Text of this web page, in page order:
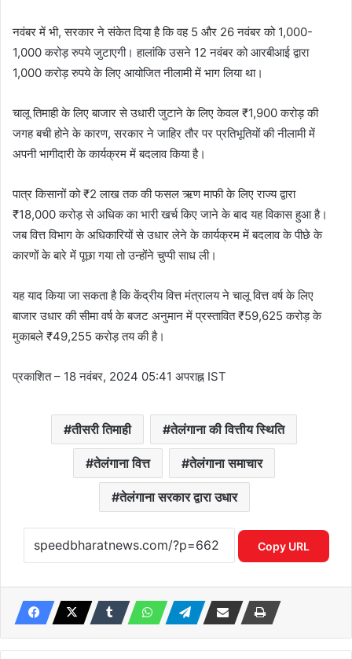
नवंबर में भी, सरकार ने संकेत दिया है कि वह 5 और 26 नवंबर को 1,000-
1,000 करोड़ रुपये जुटाएगी। हालांकि उसने 12 नवंबर को आरबीआई द्वारा
1,000 करोड़ रुपये के लिए आयोजित नीलामी में भाग लिया था।
चालू तिमाही के लिए बाजार से उधारी जुटाने के लिए केवल ₹1,900 करोड़ की
जगह बची होने के कारण, सरकार ने जाहिर तौर पर प्रतिभूतियों की नीलामी में
अपनी भागीदारी के कार्यक्रम में बदलाव किया है।
पात्र किसानों को ₹2 लाख तक की फसल ऋण माफी के लिए राज्य द्वारा
₹18,000 करोड़ से अधिक का भारी खर्च किए जाने के बाद यह विकास हुआ है।
जब वित्त विभाग के अधिकारियों से उधार लेने के कार्यक्रम में बदलाव के पीछे के
कारणों के बारे में पूछा गया तो उन्होंने चुप्पी साध ली।
यह याद किया जा सकता है कि केंद्रीय वित्त मंत्रालय ने चालू वित्त वर्ष के लिए
बाजार उधार की सीमा वर्ष के बजट अनुमान में प्रस्तावित ₹59,625 करोड़ के
मुकाबले ₹49,255 करोड़ तय की है।
प्रकाशित– 18 नवंबर, 2024 05:41 अपराह्न IST
तीसरी तिमाही तेलंगाना की वित्तीय स्थिति
तेलंगाना वित्त तेलंगाना समाचार
तेलंगाना सरकार द्वारा उधार
Copy URL